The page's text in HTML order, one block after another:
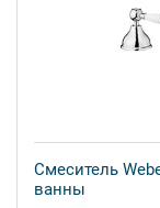
Смеситель
ванны